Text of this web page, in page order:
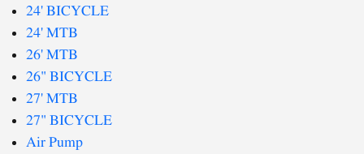
24' BICYCLE
24' MTB
26' MTB
26" BICYCLE
27' MTB
27" BICYCLE
Air Pump